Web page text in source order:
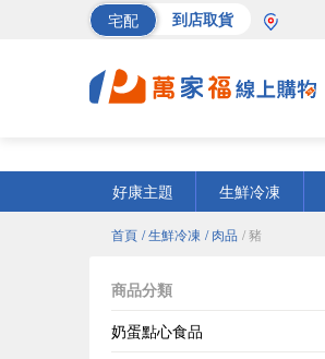
宅配 到店取貨
好康主題
生鮮冷凍
首頁 / 生鮮冷凍 / 肉品 / 豬
商品分類
奶蛋點心食品